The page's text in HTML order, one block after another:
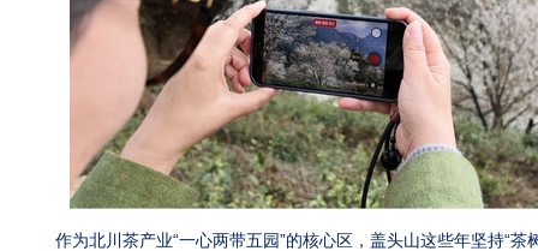
作为北川茶产业“一心两带五园”的核心区，盖头山这些年坚持“茶